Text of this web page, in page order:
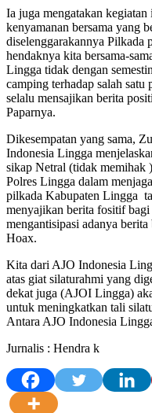
Ia juga mengatakan
kenyamanan bersama yang
diselenggarakannya Pilkada
hendaknya kita bersama-
Lingga tidak dengan
camping terhadap salah satu
selalu mensajikan berita
Paparnya.
Dikesempatan yang sama,
Indonesia Lingga
sikap Netral (tidak memihak
Polres Lingga dalam
pilkada Kabupaten Lingga
menyajikan berita fositif
mengantisipasi adanya
Hoax.
Kita dari AJO Indonesia
atas giat silaturahmi yang
dekat juga (AJOI Lingga)
untuk meningkatkan tali
Antara AJO Indonesia
Jurnalis : Hendra k